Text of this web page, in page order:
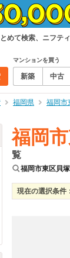
めて検索、ニフテ
マンションを買う
新築 中古
福岡県 福岡市
福岡
覧
福岡市東区貝
現在の選択条件